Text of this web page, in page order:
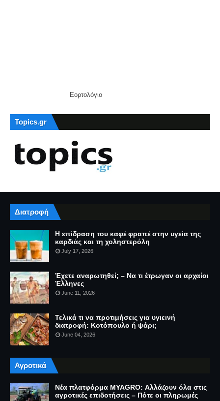
Εορτολόγιο
Topics.gr
Διατροφή
Η επίδραση του καφέ φραπέ στην υγεία της
καρδιάς και τη χοληστερόλη
July 17, 2026
Έχετε αναρωτηθεί; – Να τι έτρωγαν οι αρχαίοι
Έλληνες
June 11, 2026
Τελικά τι να προτιμήσεις για υγιεινή
διατροφή: Κοτόπουλο ή ψάρι;
June 04, 2026
Αγροτικά
Νέα πλατφόρμα MYAGRO: Αλλάζουν όλα στις
αγροτικές επιδοτήσεις – Πότε οι πληρωμές